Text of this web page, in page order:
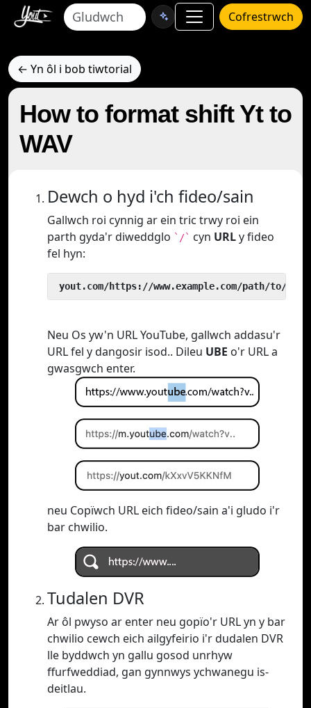
Cofrestrwch
← Yn ôl i bob tiwtorial
How to format shift Yt to
WAV
Dewch o hyd i'ch fideo/sain
Gallwch roi cynnig ar ein tric trwy roi ein
parth gyda'r diweddglo `/` cyn URLy fideo
fel hyn:
yout.com/https://www.example.com/path/to/
Neu Os yw'n URL YouTube, gallwch addasu'r
URL fel y dangosir isod.. Dileu UBE o'r URL a
gwasgwch enter.
neu Copïwch URL eich fideo/sain a'i gludo i'r
bar chwilio.
Tudalen DVR
Ar ôl pwyso ar enter neu gopïo'r URL yn y bar
chwilio cewch eich ailgyfeirio i'r dudalen DVR
lle byddwch yn gallu gosod unrhyw
ffurfweddiad, gan gynnwys ychwanegu is-
deitlau.